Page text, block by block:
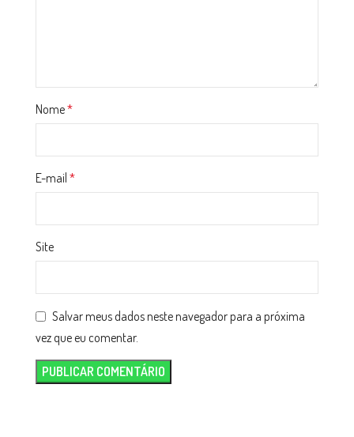
Nome*
E-mail *
Site
Salvar meus dados neste navegador para a próxima
vez que eu comentar.